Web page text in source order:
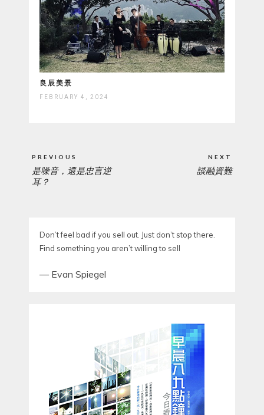
良辰美景
FEBRUARY 4, 2024
navigation
PREVIOUS
PREVIOUS
是噪音，還是忠言逆
耳？
NEXT
NEXT
談融資難
Don’t feel bad if you sell out. Just don’t stop there.
Find something you aren’t willing to sell
— Evan Spiegel